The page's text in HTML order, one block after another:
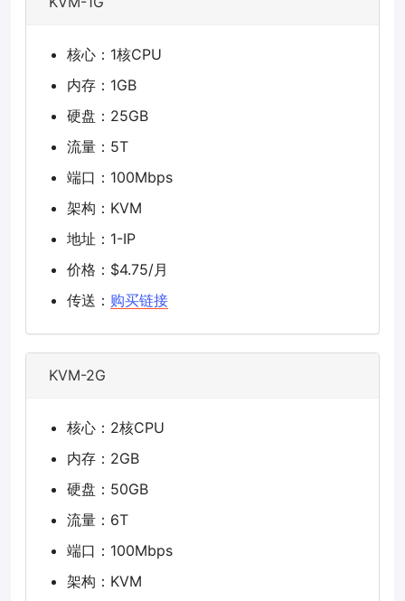
核心：1核CPU
内存：1GB
硬盘：25GB
流量：5T
端口：100Mbps
架构：KVM
地址：1-IP
价格：$4.75/月
传送： 购买链接
KVM-2G
核心：2核CPU
内存：2GB
硬盘：50GB
流量：6T
端口：100Mbps
架构：KVM